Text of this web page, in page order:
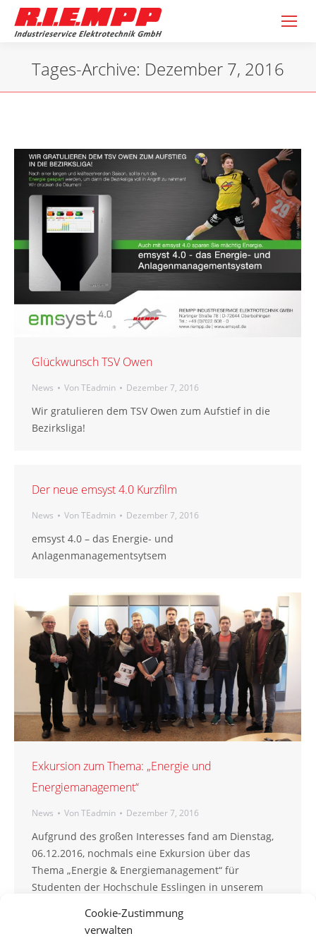
Cookie-Zustimmung
verwalten
Tages-Archive: Dezember 7, 2016
Sie befinden sich hier:
Glückwunsch TSV Owen
News VonTEadmin Dezember 7, 2016
Wir gratulieren dem TSV Owen zum Aufstief in die
Bezirksliga!
Der neue emsyst 4.0 Kurzfilm
News VonTEadmin Dezember 7, 2016
emsyst 4.0 – das Energie- und
Anlagenmanagementsytsem
Exkursion zum Thema: „Energie und
Energiemanagement“
News VonTEadmin Dezember 7, 2016
Aufgrund des großen Interesses fand am Dienstag,
06.12.2016, nochmals eine Exkursion über das
Thema „Energie & Energiemanagement“ für
Studenten der Hochschule Esslingen in unserem
Energiemanagement“ ist sowohl für den
Studiengang Wirtschaftsingenieurwesen als auch für